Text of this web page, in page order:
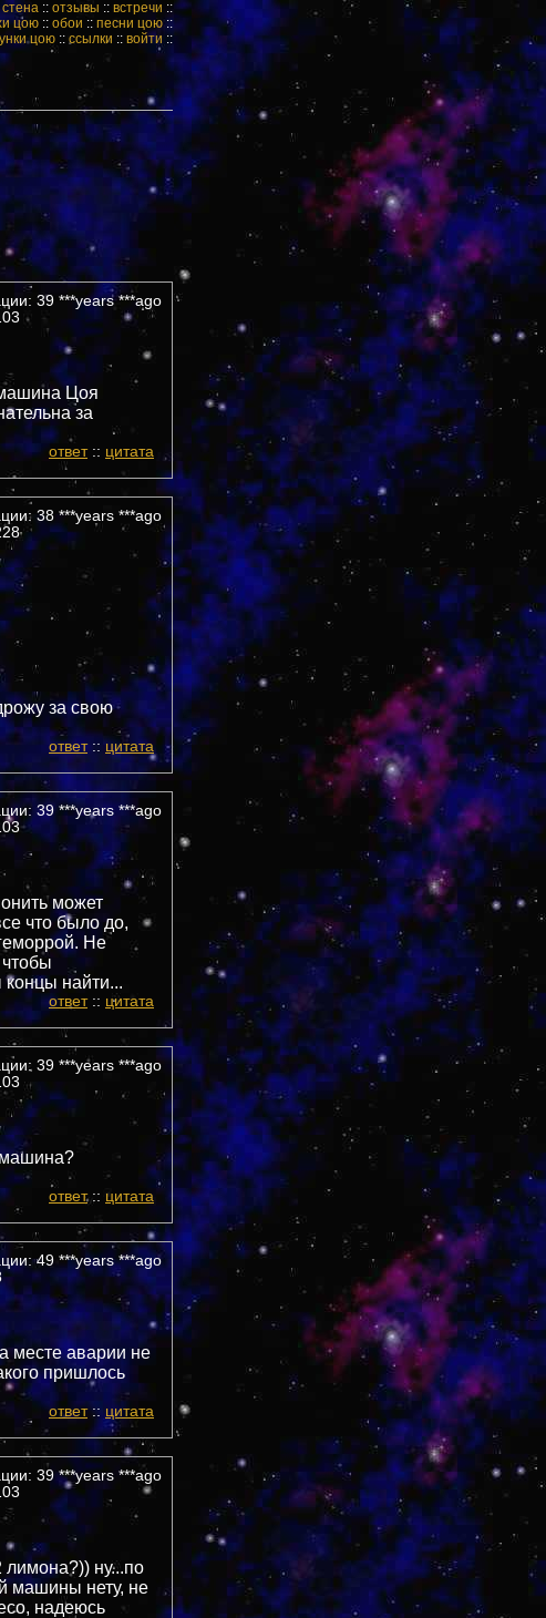
стена :: отзывы :: встречи ::
цою :: обои :: песни цою::
цою :: ссылки :: войти ::
39 ***years ***ago
машина Цоя
за
ответ:: цитата
38 ***years ***ago
за свою
ответ:: цитата
39 ***years ***ago
может
что было до,
Не
чтобы
концы найти...
ответ:: цитата
39 ***years ***ago
машина?
ответ:: цитата
49 ***years ***ago
месте аварии не
пришлось
ответ:: цитата
39 ***years ***ago
лимона?)) ну...по
машины нету, не
надеюсь